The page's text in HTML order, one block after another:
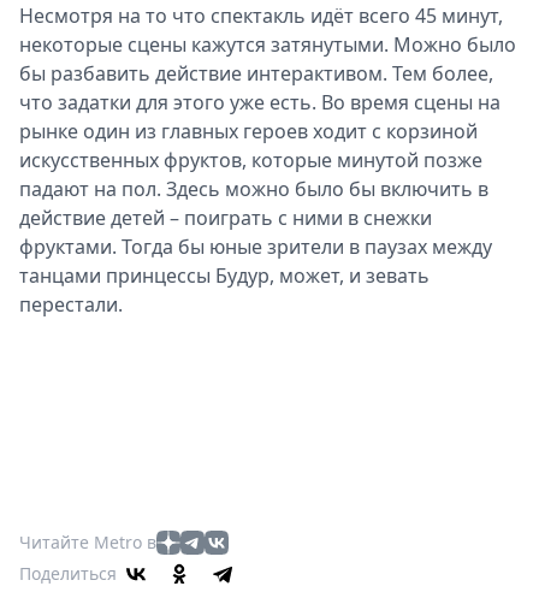
Несмотря на то что спектакль идёт всего 45 минут,
некоторые сцены кажутся затянутыми. Можно было
бы разбавить действие интерактивом. Тем более,
что задатки для этого уже есть. Во время сцены на
рынке один из главных героев ходит с корзиной
искусственных фруктов, которые минутой позже
падают на пол. Здесь можно было бы включить в
действие детей – поиграть с ними в снежки
фруктами. Тогда бы юные зрители в паузах между
танцами принцессы Будур, может, и зевать
перестали.
Читайте Metro в
Поделиться